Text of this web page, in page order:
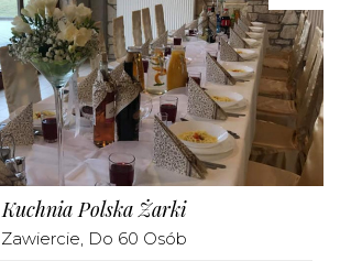
Kuchnia Polska Żarki
Zawiercie, Do 60 Osób